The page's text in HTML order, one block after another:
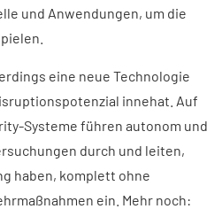
und Anwendungen, um die
eine neue Technologie
innehat. Auf
Systeme führen autonom und
durch und leiten,
haben, komplett ohne
ein. Mehr noch: